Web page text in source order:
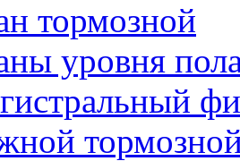
тормозной
уровня